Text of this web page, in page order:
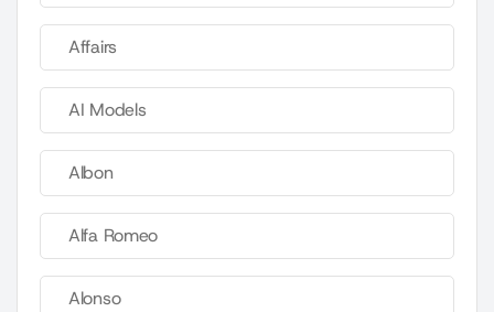
Affairs
AI Models
Albon
Alfa Romeo
Alonso